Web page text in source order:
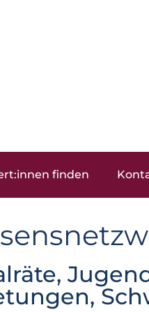
finden